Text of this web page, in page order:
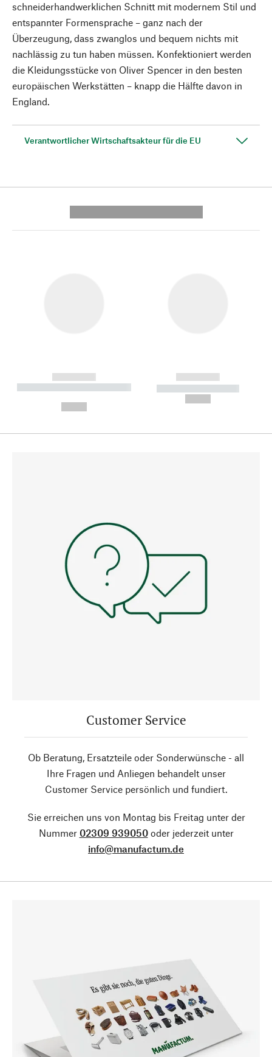
schneiderhandwerklichen Schnitt mit modernem Stil und
entspannter Formensprache – ganz nach der
Überzeugung, dass zwanglos und bequem nichts mit
nachlässig zu tun haben müssen. Konfektioniert werden
die Kleidungsstücke von Oliver Spencer in den besten
europäischen Werkstätten – knapp die Hälfte davon in
England.
Verantwortlicher Wirtschaftsakteur für die EU
------------
----------- ----------- --------
------------
----------- -----------
Customer Service
Ob Beratung, Ersatzteile oder Sonderwünsche - all
Ihre Fragen und Anliegen behandelt unser
Customer Service persönlich und fundiert.
Sie erreichen uns von Montag bis Freitag unter der
Nummer 02309 939050oder jederzeit unter
info@manufactum.de